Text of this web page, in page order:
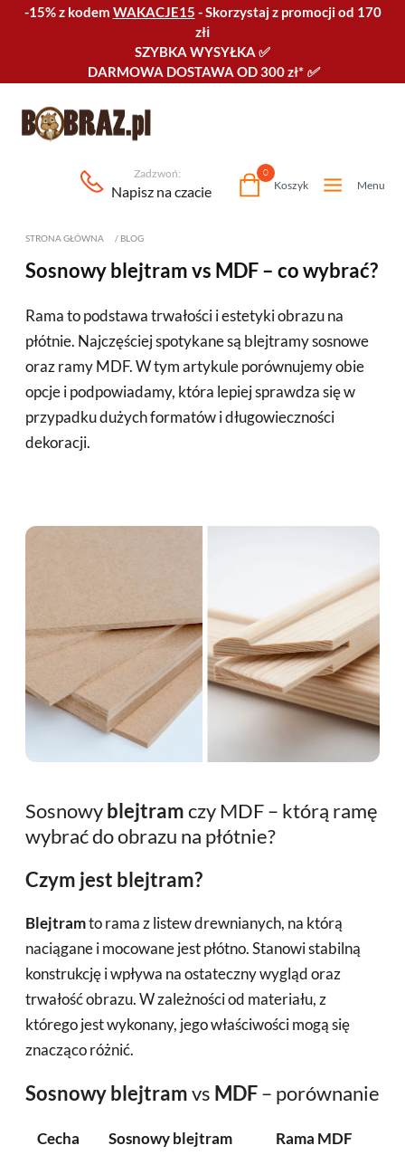
-15% z kodem WAKACJE15 -Skorzystaj z promocji od 170
złℹ️
SZYBKA WYSYŁKA ✅
DARMOWA DOSTAWA OD 300 zł* ✅
Zadzwoń:
Napisz na czacie Koszyk
0
Menu
STRONA GŁÓWNA / BLOG
Sosnowy blejtram vs MDF – co wybrać?
Rama to podstawa trwałości i estetyki obrazu na
płótnie. Najczęściej spotykane są blejtramy sosnowe
oraz ramy MDF. W tym artykule porównujemy obie
opcje i podpowiadamy, która lepiej sprawdza się w
przypadku dużych formatów i długowieczności
dekoracji.
Sosnowyblejtramczy MDF – którą ramę
wybrać do obrazu na płótnie?
Czym jest blejtram?
Blejtramto rama z listew drewnianych, na którą
naciągane i mocowane jest płótno. Stanowi stabilną
konstrukcję i wpływa na ostateczny wygląd oraz
trwałość obrazu. W zależności od materiału, z
którego jest wykonany, jego właściwości mogą się
znacząco różnić.
Sosnowy blejtramvs MDF– porównanie
Cecha Sosnowy blejtram Rama MDF